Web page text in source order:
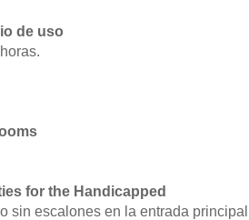
de uso
for the Handicapped
sin escalones en la entrada